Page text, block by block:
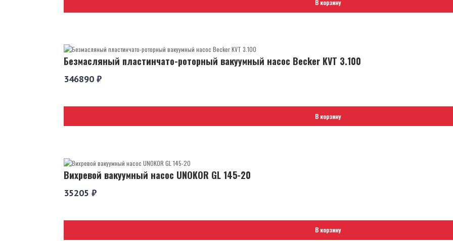
В корзину
Безмасляный пластинчато-роторный вакуумный насос Becker KVT 3.100
346890 ₽
В корзину
Вихревой вакуумный насос UNOKOR GL 145-20
35205 ₽
В корзину